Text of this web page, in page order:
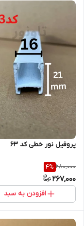
پروفیل نور خطی کد 63
280,000
4%
267,000
افزودن به سبد